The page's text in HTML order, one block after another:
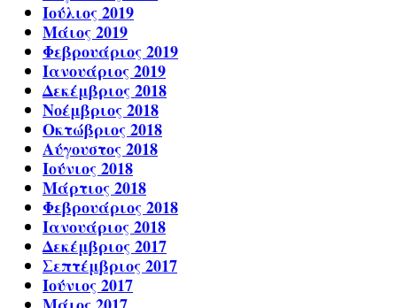
Ιούλιος 2019
Μάιος 2019
Φεβρουάριος 2019
Ιανουάριος 2019
Δεκέμβριος 2018
Νοέμβριος 2018
Οκτώβριος 2018
Αύγουστος 2018
Ιούνιος 2018
Μάρτιος 2018
Φεβρουάριος 2018
Ιανουάριος 2018
Δεκέμβριος 2017
Σεπτέμβριος 2017
Ιούνιος 2017